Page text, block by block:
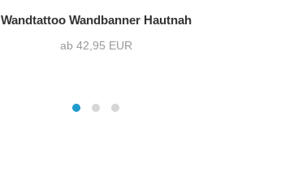
Wandtattoo Wandbanner Hautnah
ab 42,95 EUR